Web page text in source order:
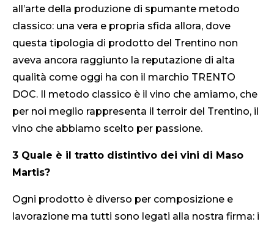
all’arte della produzione di spumante metodo
classico: una vera e propria sfida allora, dove
questa tipologia di prodotto del Trentino non
aveva ancora raggiunto la reputazione di alta
qualità come oggi ha con il marchio TRENTO
DOC. Il metodo classico è il vino che amiamo, che
per noi meglio rappresenta il terroir del Trentino, il
vino che abbiamo scelto per passione.
3 Quale è il tratto distintivo dei vini di Maso
Martis?
Ogni prodotto è diverso per composizione e
lavorazione ma tutti sono legati alla nostra firma: i